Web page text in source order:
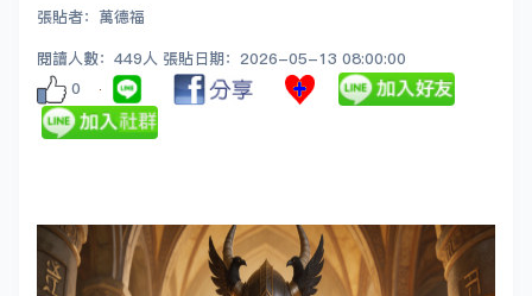
張貼者：萬德福
閱讀人數：449人 張貼日期：2026-05-13 08:00:00
0